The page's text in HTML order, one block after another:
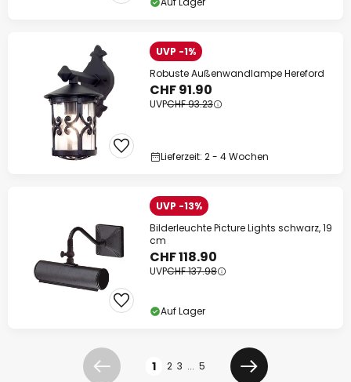
UVP -1%
Robuste Außenwandlampe Hereford
CHF 91.90
UVPCHF 93.23
Lieferzeit: 2 - 4 Wochen
UVP -13%
Bilderleuchte Picture Lights schwarz, 19
cm
CHF 118.90
UVPCHF 137.98
Auf Lager
Zurück 1 2 3 ... 5
Weiter